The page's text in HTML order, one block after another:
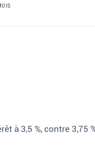
à 3,5 %, contre 3,75